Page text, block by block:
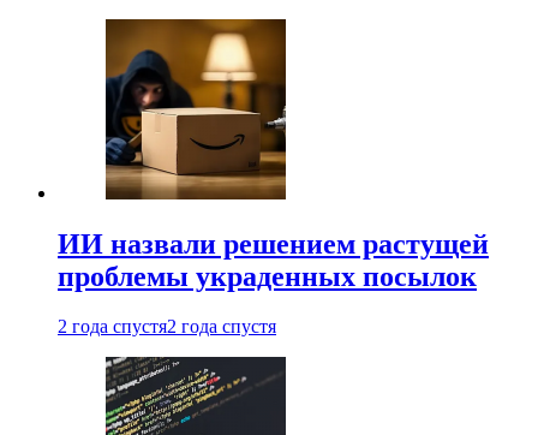
ИИ назвали решением растущей
проблемы украденных посылок
2 года спустя2 года спустя